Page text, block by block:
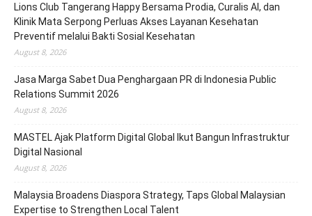
Lions Club Tangerang Happy Bersama Prodia, Curalis AI, dan
Klinik Mata Serpong Perluas Akses Layanan Kesehatan
Preventif melalui Bakti Sosial Kesehatan
August 8, 2026
Jasa Marga Sabet Dua Penghargaan PR di Indonesia Public
Relations Summit 2026
August 8, 2026
MASTEL Ajak Platform Digital Global Ikut Bangun Infrastruktur
Digital Nasional
August 8, 2026
Malaysia Broadens Diaspora Strategy, Taps Global Malaysian
Expertise to Strengthen Local Talent